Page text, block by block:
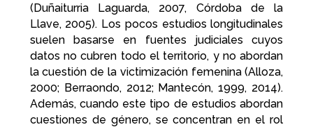
(Duñaiturria Laguarda, 2007, Córdoba de la
Llave, 2005). Los pocos estudios longitudinales
suelen basarse en fuentes judiciales cuyos
datos no cubren todo el territorio, y no abordan
la cuestión de la victimización femenina (Alloza,
2000; Berraondo, 2012; Mantecón, 1999, 2014).
Además, cuando este tipo de estudios abordan
cuestiones de género, se concentran en el rol